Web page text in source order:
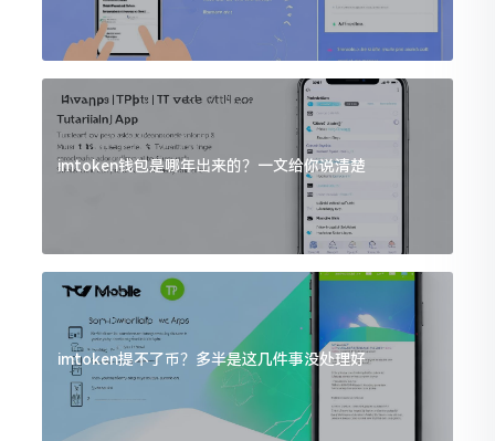
imtoken钱包是哪年出来的？一文给你说清楚
imtoken提不了币？多半是这几件事没处理好